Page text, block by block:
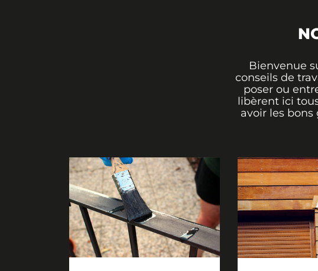
Bienvenue
conseils de
poser ou
libèrent ici
avoir les